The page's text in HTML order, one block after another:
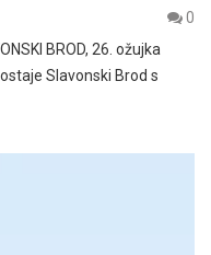
0
BROD, 26. ožujka
Slavonski Brod s